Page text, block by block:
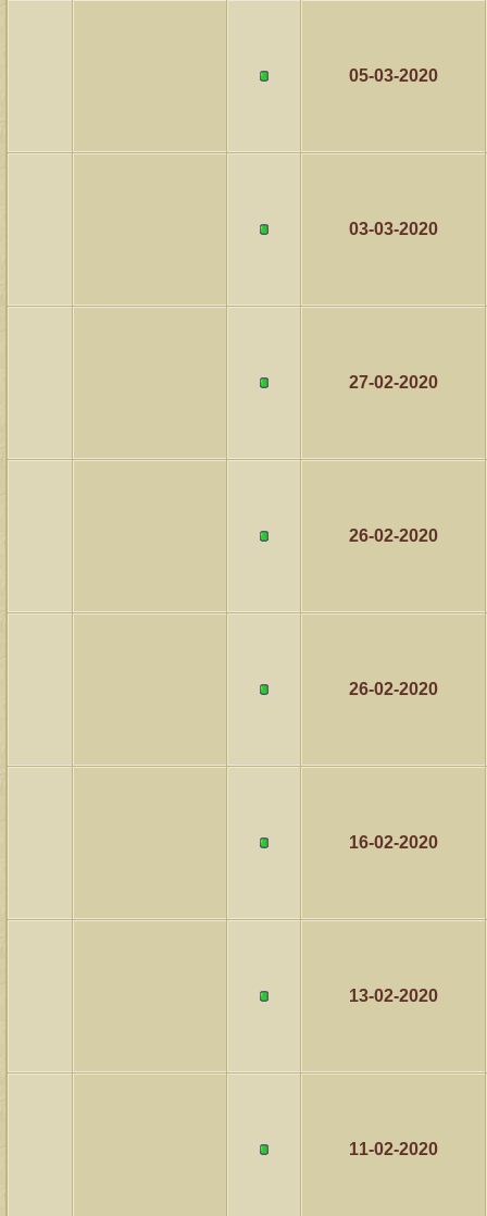
05-03-2020
03-03-2020
27-02-2020
26-02-2020
26-02-2020
16-02-2020
13-02-2020
11-02-2020